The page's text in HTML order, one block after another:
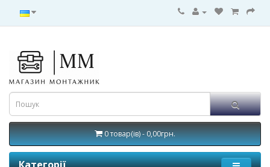
0 товар(ів) - 0,00грн.